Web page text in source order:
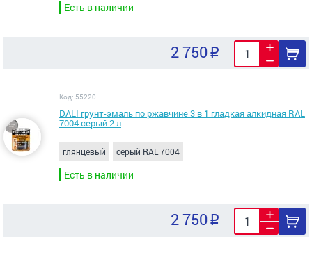
Есть в наличии
2 750
Код: 55220
DALI грунт-эмаль по ржавчине 3 в 1 гладкая алкидная RAL
7004 серый 2 л
глянцевый серый RAL 7004
Есть в наличии
2 750